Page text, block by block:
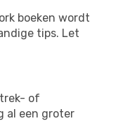
boeken wordt
tips. Let
of
al een groter